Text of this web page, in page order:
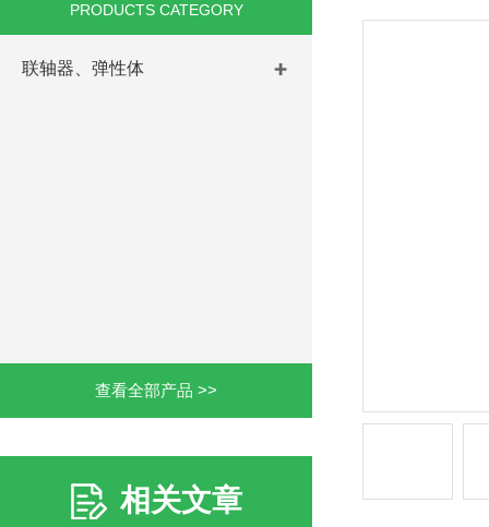
PRODUCTS CATEGORY
联轴器、弹性体
查看全部产品 >>
相关文章